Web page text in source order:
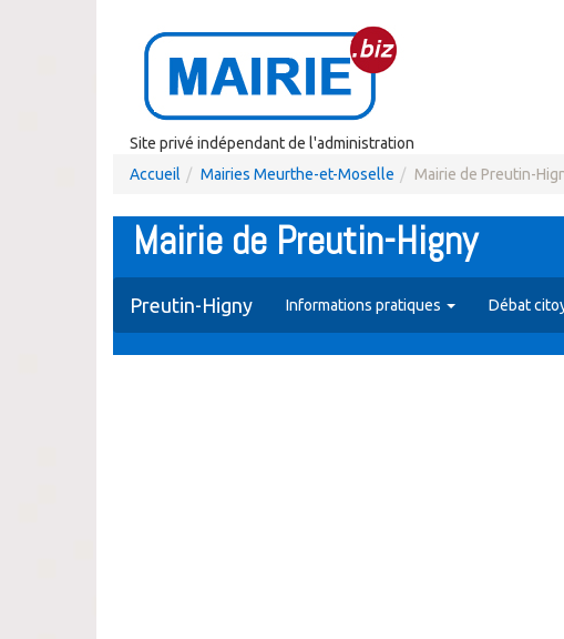
Site privé indépendant de l'administration
Accueil
Mairies Meurthe-et-Moselle Mairie de Preutin-
Mairie de Preutin-Higny
Preutin-Higny Informations pratiques Débat